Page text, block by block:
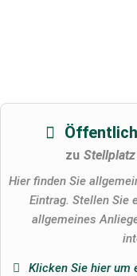
zu
Hier finden Sie
Eintrag. Stellen Sie
allgemeines
Klicken Sie hier um